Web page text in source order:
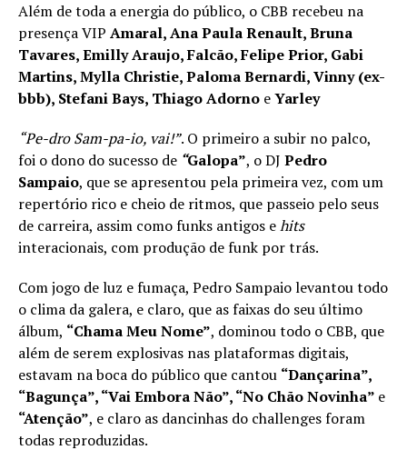
Além de toda a energia do público, o CBB recebeu na
presença VIP Amaral, Ana Paula Renault, Bruna
Tavares, Emilly Araujo, Falcão, Felipe Prior, Gabi
Martins, Mylla Christie, Paloma Bernardi, Vinny (ex-
bbb), Stefani Bays, Thiago Adorno eYarley
“Pe-dro Sam-pa-io, vai!”. O primeiro a subir no palco,
foi o dono do sucesso de “Galopa”, o DJ Pedro
Sampaio, que se apresentou pela primeira vez, com um
repertório rico e cheio de ritmos, que passeio pelo seus
de carreira, assim como funks antigos ehits
interacionais, com produção de funk por trás.
Com jogo de luz e fumaça, Pedro Sampaio levantou todo
o clima da galera, e claro, que as faixas do seu último
álbum, “Chama Meu Nome”, dominou todo o CBB, que
além de serem explosivas nas plataformas digitais,
estavam na boca do público que cantou “Dançarina”,
“Bagunça”, “Vai Embora Não”, “No Chão Novinha” e
“Atenção”, e claro as dancinhas do challenges foram
todas reproduzidas.